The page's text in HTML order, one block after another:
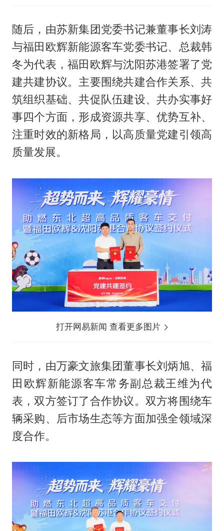
随后，由苏新集团党委书记兼董事长刘涛
与福田欧辉新能源客车党委书记、总裁韩
冬为代表，福田欧辉与沈阳苏港签署了党
建共建协议。主要围绕共建合作关系、共
筑组织基础、共促队伍建设、共办实事好
事四个方面，形成资源共享、优势互补、
注重时效的新格局，以高质量党建引领高
质量发展。
打开网易新闻 查看更多图片
同时，由万豪文旅集团董事长刘炳旭、福
田欧辉新能源客车常务副总裁王维为代
表，双方签订了合作协议。双方将围绕车
辆采购、后市场生态等方面加强全领域深
度合作。